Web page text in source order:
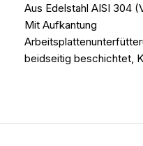
Aus Edelstahl AISI 304
Mit Aufkantung
beidseitig beschichtet,